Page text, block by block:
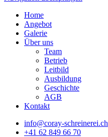
Home
Angebot
Galerie
Über uns
Team
Betrieb
Leitbild
Ausbildung
Geschichte
AGB
Kontakt
info@coray-schreinerei.ch
+41 62 849 66 70